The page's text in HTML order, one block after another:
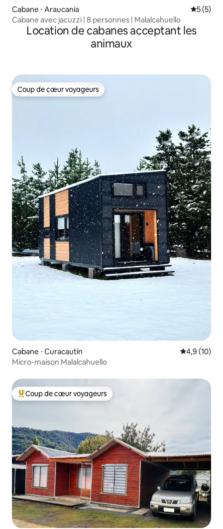
Cabane ⋅ Araucanía
5 (5)
Cabane avec jacuzzi | 8 personnes | Malalcahuello
Location de cabanes acceptant les
animaux
Coup de cœur voyageurs
Coup de cœur voyageurs
Cabane ⋅ Curacautín Évaluation
4,9 (10)
Micro-maison Malalcahuello
Coups de cœur voyageurs les plus appréciés
Coup de cœur voyageurs